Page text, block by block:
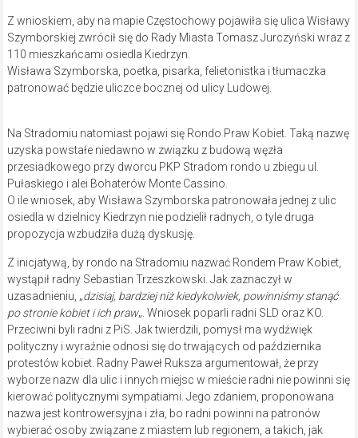
Z wnioskiem, aby na mapie Częstochowy pojawiła się ulica Wisławy
Szymborskiej zwrócił się do Rady Miasta Tomasz Jurczyński wraz z
110 mieszkańcami osiedla Kiedrzyn.
Wisława Szymborska, poetka, pisarka, felietonistka i tłumaczka
patronować będzie uliczce bocznej od ulicy Ludowej.
Na Stradomiu natomiast pojawi się Rondo Praw Kobiet. Taką nazwę
uzyska powstałe niedawno w związku z budową węzła
przesiadkowego przy dworcu PKP Stradom rondo u zbiegu ul.
Pułaskiego i alei Bohaterów Monte Cassino.
O ile wniosek, aby Wisława Szymborska patronowała jednej z ulic
osiedla w dzielnicy Kiedrzyn nie podzielił radnych, o tyle druga
propozycja wzbudziła dużą dyskusję.
Z inicjatywą, by rondo na Stradomiu nazwać Rondem Praw Kobiet,
wystąpił radny Sebastian Trzeszkowski. Jak zaznaczył w
uzasadnieniu, „dzisiaj, bardziej niż kiedykolwiek, powinniśmy stanąć
po stronie kobiet i ich praw„. Wniosek poparli radni SLD oraz KO.
Przeciwni byli radni z PiS. Jak twierdzili, pomysł ma wydźwięk
polityczny i wyraźnie odnosi się do trwających od października
protestów kobiet. Radny Paweł Ruksza argumentował, że przy
wyborze nazw dla ulic i innych miejsc w mieście radni nie powinni się
kierować politycznymi sympatiami. Jego zdaniem, proponowana
nazwa jest kontrowersyjna i zła, bo radni powinni na patronów
wybierać osoby związane z miastem lub regionem, a takich, jak